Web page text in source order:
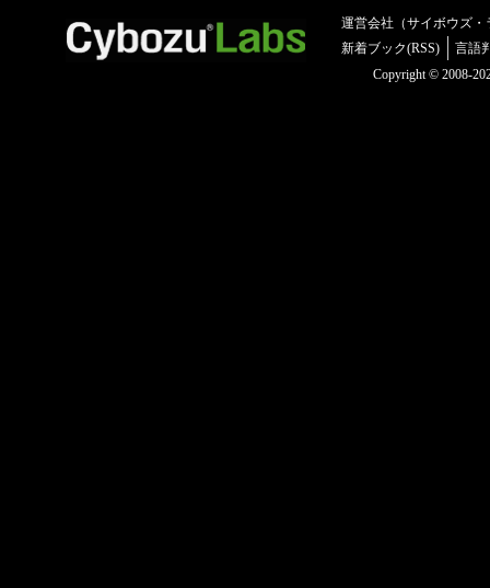
運営会社（サイボウズ・
新着ブック(RSS)
言語
Copyright © 2008-